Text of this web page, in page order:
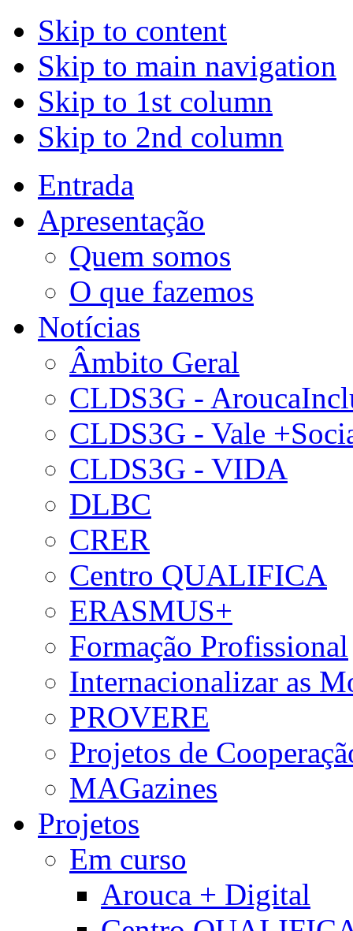
Skip to content
Skip to main navigation
Skip to 1st column
Skip to 2nd column
Entrada
Apresentação
Quem somos
O que fazemos
Notícias
Âmbito Geral
CLDS3G -
CLDS3G - Vale
CLDS3G - VIDA
DLBC
CRER
Centro QUALIFICA
ERASMUS+
Formação Profissional
Internacionalizar as
PROVERE
Projetos de
MAGazines
Projetos
Em curso
Arouca + Digital